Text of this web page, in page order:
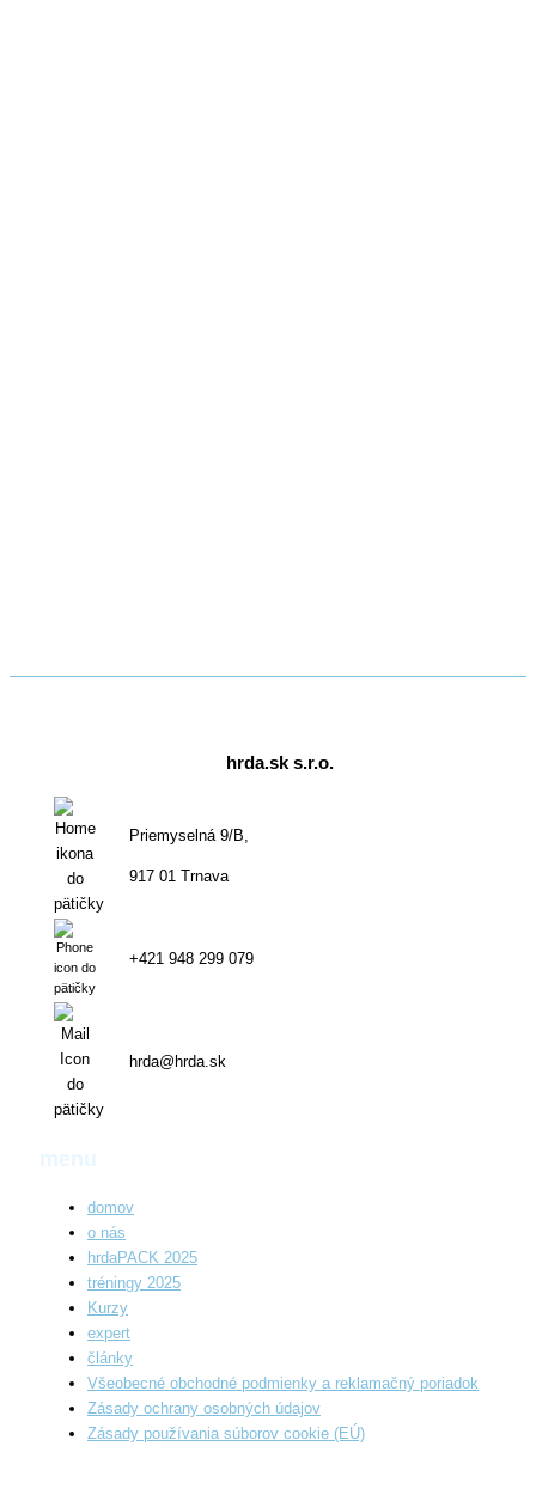
hrda.sk s.r.o.
Priemyselná 9/B,
917 01 Trnava
+421 948 299 079
hrda@hrda.sk
menu
domov
o nás
hrdaPACK 2025
tréningy 2025
Kurzy
expert
články
Všeobecné obchodné podmienky a reklamačný poriadok
Zásady ochrany osobných údajov
Zásady používania súborov cookie (EÚ)